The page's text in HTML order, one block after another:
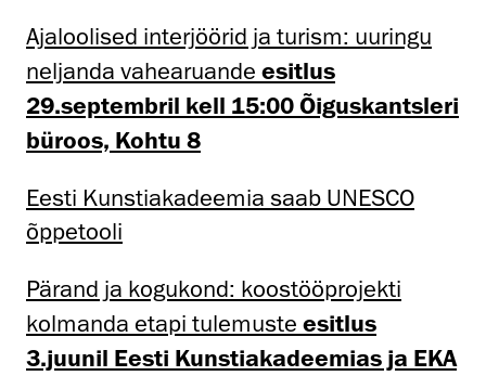
Ajaloolised interjöörid ja turism: uuringu
neljanda vahearuande esitlus
29.septembril kell 15:00 Õiguskantsleri
büroos, Kohtu 8
Eesti Kunstiakadeemia saab UNESCO
õppetooli
Pärand ja kogukond: koostööprojekti
kolmanda etapi tulemuste esitlus
3.juunil Eesti Kunstiakadeemias ja EKA